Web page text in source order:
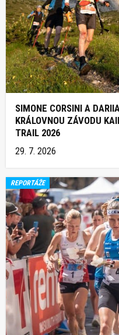
SIMONE CORSINI A
KRÁLOVNOU ZÁVODU
TRAIL 2026
29. 7. 2026
REPORTÁŽE